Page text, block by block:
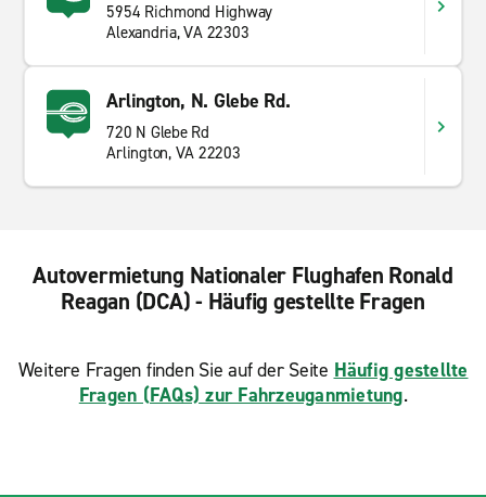
5954 Richmond Highway
Alexandria, VA 22303
Arlington, N. Glebe Rd.
720 N Glebe Rd
Arlington, VA 22203
Autovermietung Nationaler Flughafen Ronald
Reagan (DCA) - Häufig gestellte Fragen
Weitere Fragen finden Sie auf der Seite Häufig gestellte
Fragen (FAQs) zur Fahrzeuganmietung.